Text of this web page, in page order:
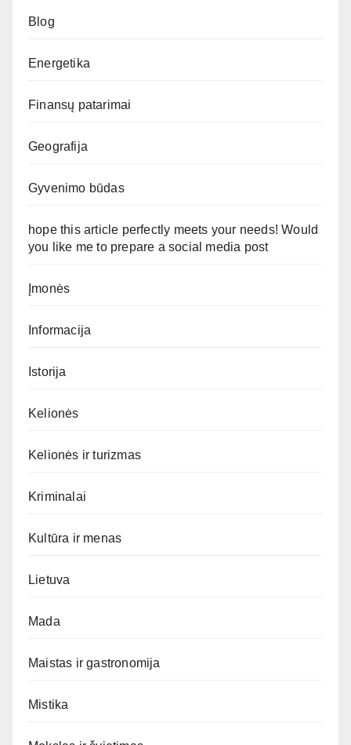
Blog
Energetika
Finansų patarimai
Geografija
Gyvenimo būdas
hope this article perfectly meets your needs! Would
you like me to prepare a social media post
Įmonės
Informacija
Istorija
Kelionės
Kelionės ir turizmas
Kriminalai
Kultūra ir menas
Lietuva
Mada
Maistas ir gastronomija
Mistika